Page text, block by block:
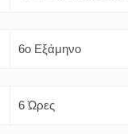
6o Εξάμηνο
6 Ώρες